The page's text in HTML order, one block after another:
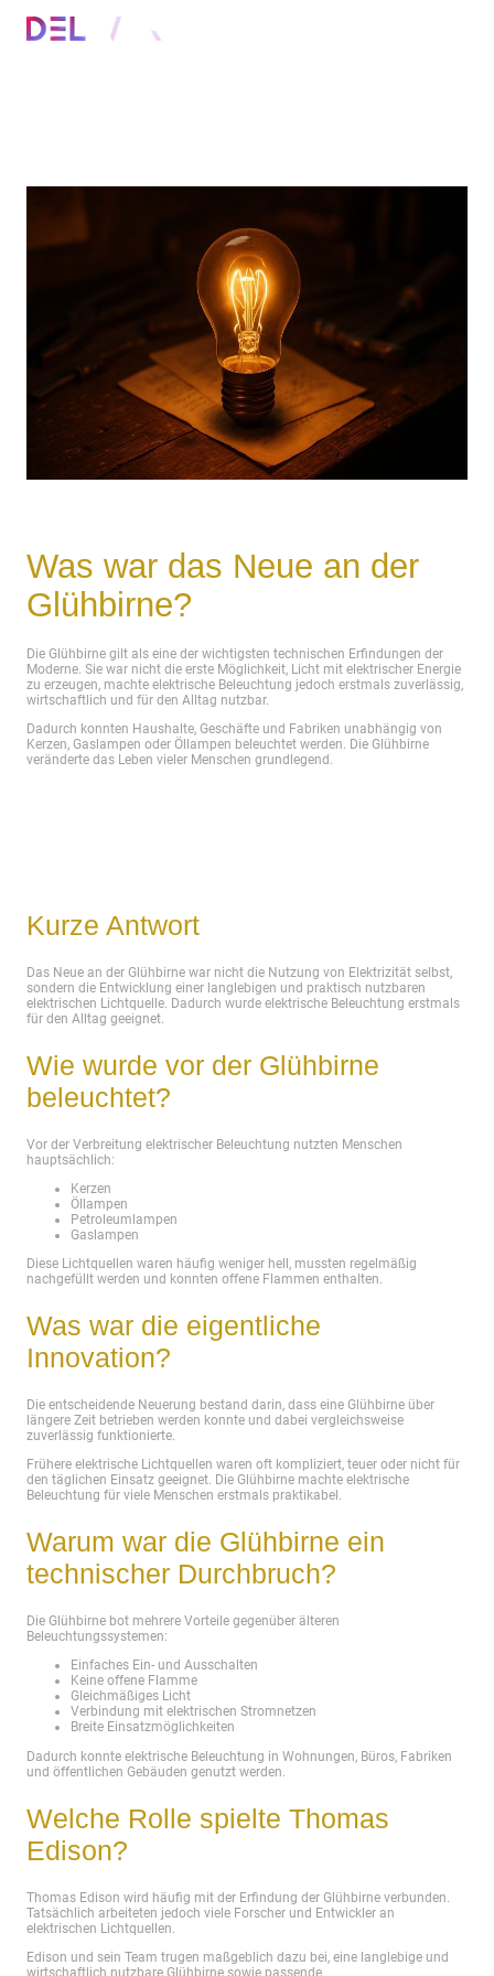
Was war das Neue an der
Glühbirne?
Die Glühbirne gilt als eine der wichtigsten technischen Erfindungen der
Moderne. Sie war nicht die erste Möglichkeit, Licht mit elektrischer Energie
zu erzeugen, machte elektrische Beleuchtung jedoch erstmals zuverlässig,
wirtschaftlich und für den Alltag nutzbar.
Dadurch konnten Haushalte, Geschäfte und Fabriken unabhängig von
Kerzen, Gaslampen oder Öllampen beleuchtet werden. Die Glühbirne
veränderte das Leben vieler Menschen grundlegend.
Kurze Antwort
Das Neue an der Glühbirne war nicht die Nutzung von Elektrizität selbst,
sondern die Entwicklung einer langlebigen und praktisch nutzbaren
elektrischen Lichtquelle. Dadurch wurde elektrische Beleuchtung erstmals
für den Alltag geeignet.
Wie wurde vor der Glühbirne
beleuchtet?
Vor der Verbreitung elektrischer Beleuchtung nutzten Menschen
hauptsächlich:
Kerzen
Öllampen
Petroleumlampen
Gaslampen
Diese Lichtquellen waren häufig weniger hell, mussten regelmäßig
nachgefüllt werden und konnten offene Flammen enthalten.
Was war die eigentliche
Innovation?
Die entscheidende Neuerung bestand darin, dass eine Glühbirne über
längere Zeit betrieben werden konnte und dabei vergleichsweise
zuverlässig funktionierte.
Frühere elektrische Lichtquellen waren oft kompliziert, teuer oder nicht für
den täglichen Einsatz geeignet. Die Glühbirne machte elektrische
Beleuchtung für viele Menschen erstmals praktikabel.
Warum war die Glühbirne ein
technischer Durchbruch?
Die Glühbirne bot mehrere Vorteile gegenüber älteren
Beleuchtungssystemen:
Einfaches Ein- und Ausschalten
Keine offene Flamme
Gleichmäßiges Licht
Verbindung mit elektrischen Stromnetzen
Breite Einsatzmöglichkeiten
Dadurch konnte elektrische Beleuchtung in Wohnungen, Büros, Fabriken
und öffentlichen Gebäuden genutzt werden.
Welche Rolle spielte Thomas
Edison?
Thomas Edison wird häufig mit der Erfindung der Glühbirne verbunden.
Tatsächlich arbeiteten jedoch viele Forscher und Entwickler an
elektrischen Lichtquellen.
Edison und sein Team trugen maßgeblich dazu bei, eine langlebige und
wirtschaftlich nutzbare Glühbirne sowie passende